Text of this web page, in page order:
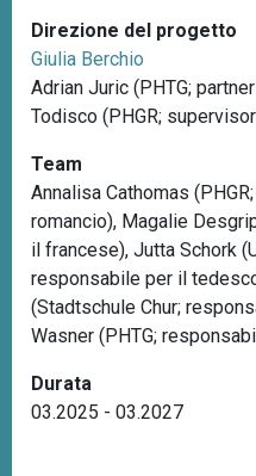
i
p
a
n
e
Direzione del progetto
Giulia Berchio
Adrian Juric (PHTG;
Todisco (PHGR;
Team
Annalisa Cathomas
romancio), Magalie
il francese), Jutta Schork
responsabile per il
(Stadtschule Chur;
Wasner (PHTG;
Durata
03.2025 - 03.2027